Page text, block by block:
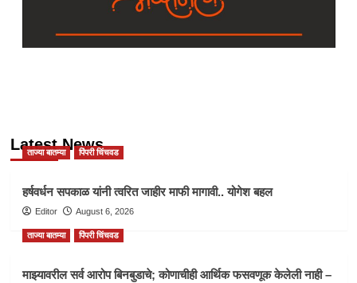
Latest News
ताज्या बातम्या पिंपरी चिंचवड
हर्षवर्धन सपकाळ यांनी त्वरित जाहीर माफी मागावी.. योगेश बहल
Editor August 6, 2026
ताज्या बातम्या पिंपरी चिंचवड
माझ्यावरील सर्व आरोप बिनबुडाचे; कोणाचीही आर्थिक फसवणूक केलेली नाही –